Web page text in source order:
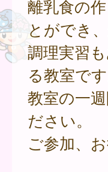
離乳食の
とができ
調理実習
る教室です
教室の一
ださい。
ご参加、